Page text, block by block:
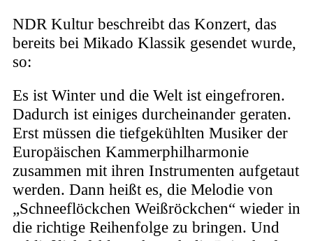
NDR Kultur beschreibt das Konzert, das
bereits bei Mikado Klassik gesendet wurde,
so:
Es ist Winter und die Welt ist eingefroren.
Dadurch ist einiges durcheinander geraten.
Erst müssen die tiefgekühlten Musiker der
Europäischen Kammerphilharmonie
zusammen mit ihren Instrumenten aufgetaut
werden. Dann heißt es, die Melodie von
„Schneeflöckchen Weißröckchen“ wieder in
die richtige Reihenfolge zu bringen. Und